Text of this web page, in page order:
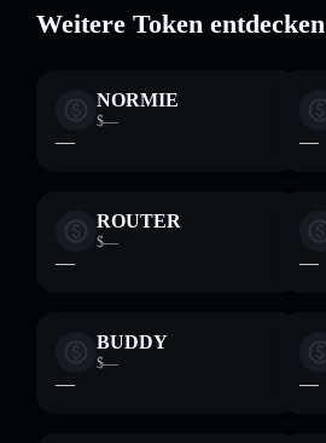
Weitere Token entdecken
NORMIE
$—
— —
ROUTER
$—
— —
BUDDY
$—
— —